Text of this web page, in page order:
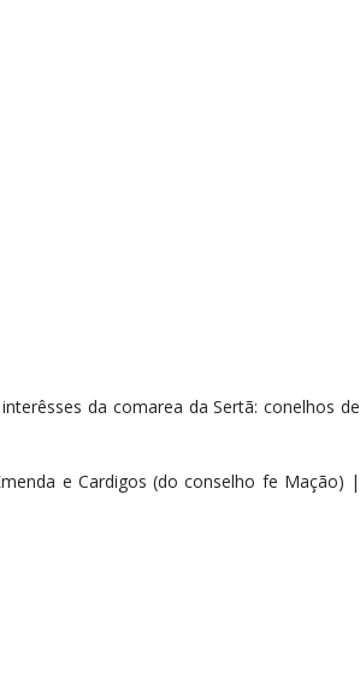
da comarea da Sertã: conelhos de
e Cardigos (do conselho fe Mação) |